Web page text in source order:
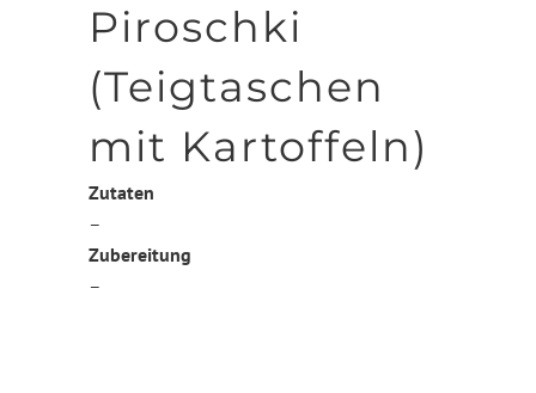
Piroschki
(Teigtaschen
mit Kartoffeln)
Zutaten
–
Zubereitung
–